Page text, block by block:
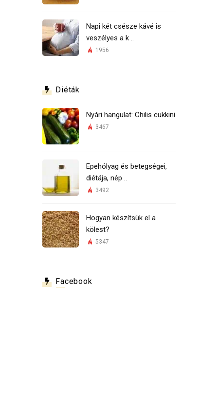
Napi két csésze kávé is
veszélyes a k ..
1956
Diéták
Nyári hangulat: Chilis cukkini
3467
Epehólyag és betegségei,
diétája, nép ..
3492
Hogyan készítsük el a
kölest?
5347
Facebook